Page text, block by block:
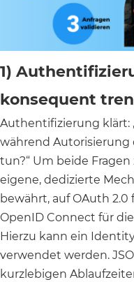
1)
konsequent
Authentifizierung klärt:
während Autorisierung
tun?“ Um beide
eigene, dedizierte
bewährt, auf OAuth
OpenID Connect für
Hierzu kann ein
verwendet werden.
kurzlebigen